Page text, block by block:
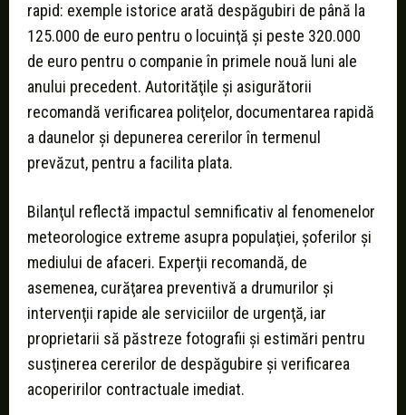
rapid: exemple istorice arată despăgubiri de până la
125.000 de euro pentru o locuinţă şi peste 320.000
de euro pentru o companie în primele nouă luni ale
anului precedent. Autorităţile şi asigurătorii
recomandă verificarea poliţelor, documentarea rapidă
a daunelor şi depunerea cererilor în termenul
prevăzut, pentru a facilita plata.
Bilanţul reflectă impactul semnificativ al fenomenelor
meteorologice extreme asupra populaţiei, şoferilor şi
mediului de afaceri. Experţii recomandă, de
asemenea, curăţarea preventivă a drumurilor şi
intervenţii rapide ale serviciilor de urgenţă, iar
proprietarii să păstreze fotografii şi estimări pentru
susţinerea cererilor de despăgubire şi verificarea
acoperirilor contractuale imediat.